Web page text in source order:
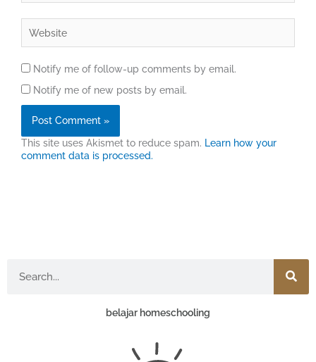
Notify me of follow-up comments by email.
Notify me of new posts by email.
This site uses Akismet to reduce spam. Learn how your
comment data is processed.
belajar homeschooling